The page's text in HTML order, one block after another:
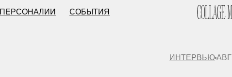
СОБЫТИЯ
ПЕРСОНАЛИИ
ИНТЕРВЬЮ